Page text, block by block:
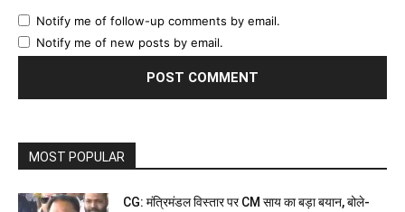
Notify me of follow-up comments by email.
Notify me of new posts by email.
MOST POPULAR
CG: मंत्रिमंडल विस्‍तार पर CM साय का बड़ा बयान, बोले-